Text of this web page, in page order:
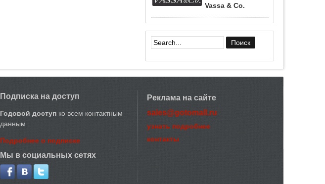
Vassa & Co.
Форма поиска
Подписка на доступ
Годовой доступ ко всем контактным
данным
Подробнее о подписке
Мы в социальных сетях
Реклама на сайте
sales@gotomall.ru
узнать подробнее
контакты